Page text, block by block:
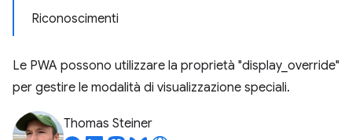
Riconoscimenti
Le PWA possono utilizzare la proprietà "display_override"
per gestire le modalità di visualizzazione speciali.
Thomas Steiner